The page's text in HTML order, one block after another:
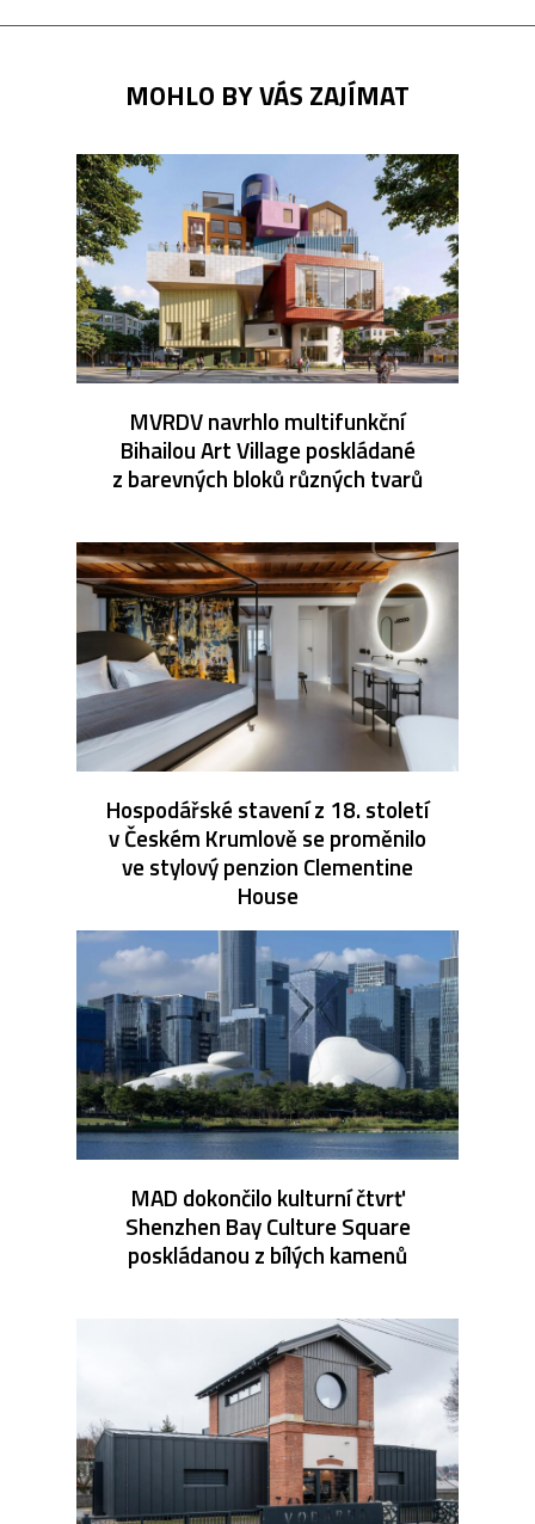
MOHLO BY VÁS ZAJÍMAT
MVRDV navrhlo multifunkční
Bihailou Art Village poskládané
z barevných bloků různých tvarů
Hospodářské stavení z 18. století
v Českém Krumlově se proměnilo
ve stylový penzion Clementine
House
MAD dokončilo kulturní čtvrť
Shenzhen Bay Culture Square
poskládanou z bílých kamenů